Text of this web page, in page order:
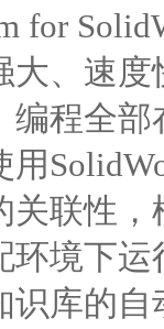
for
大、速
编程全部
用
关联性
环境下运
识库的